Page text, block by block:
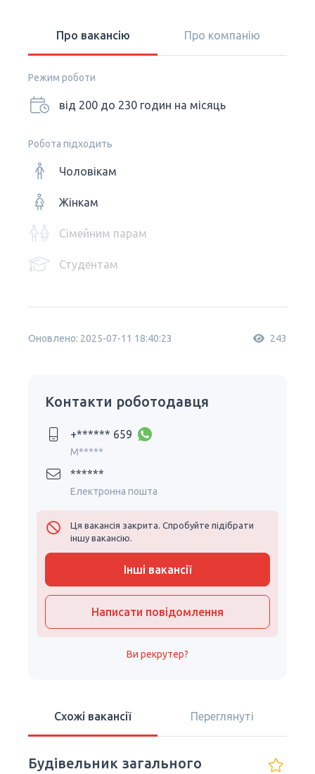
Про вакансію Про компанію
Режим роботи
від 200 до 230 годин на місяць
Робота підходить
Чоловікам
Жінкам
Сімейним парам
Студентам
Оновлено: 2025-07-11 18:40:23 243
Контакти роботодавця
+****** 659
M*****
******
Електронна пошта
Ця вакансія закрита. Спробуйте підібрати
іншу вакансію.
Інші вакансії
Написати повідомлення
Ви рекрутер?
Схожі вакансії Переглянуті
Будівельник загального